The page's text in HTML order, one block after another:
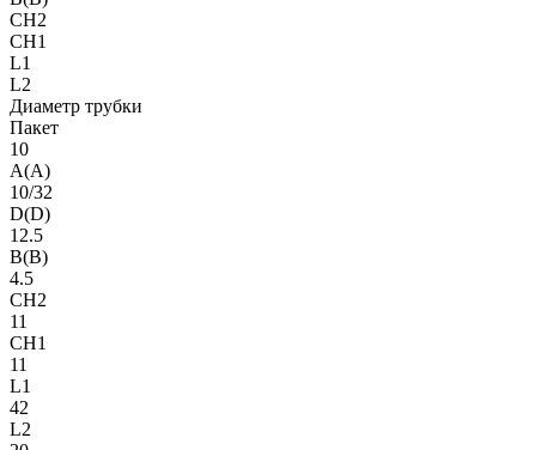
CH2
CH1
L1
L2
Диаметр трубки
Пакет
10
A(A)
10/32
D(D)
12.5
B(B)
4.5
CH2
11
CH1
11
L1
42
L2